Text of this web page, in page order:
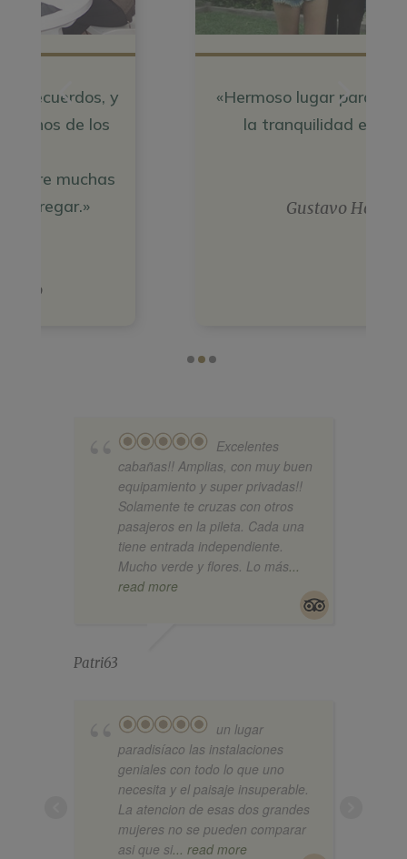
«Hermoso lugar para disfrutar de
la tranquilidad en familia»
Excelentes
cabañas!! Amplias, con muy buen
equipamiento y super privadas!!
Solamente te cruzas con otros
pasajeros en la pileta. Cada una
tiene entrada independiente.
Mucho verde y flores. Lo más...
read more
Patri63
un lugar
paradisíaco las instalaciones
geniales con todo lo que uno
necesita y el paisaje insuperable.
La atencion de esas dos grandes
mujeres no se pueden comparar
asi que si... read more